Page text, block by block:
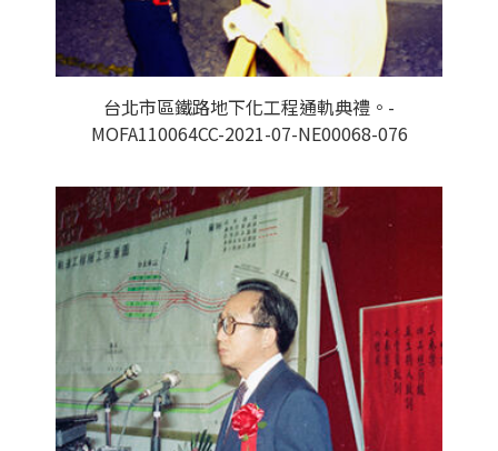
台北市區鐵路地下化工程通軌典禮。-
MOFA110064CC-2021-07-NE00068-076